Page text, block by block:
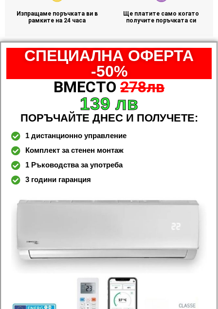
Изпращаме поръчката ви в
рамките на 24 часа
Ще платите само когато
получите поръчката си
СПЕЦИАЛНА ОФЕРТА
-50%
ВМЕСТО 278лв
139 лв
ПОРЪЧАЙТЕ ДНЕС И ПОЛУЧЕТЕ:
1 дистанционно управление
Комплект за стенен монтаж
1 Ръководства за употреба
3 години гаранция